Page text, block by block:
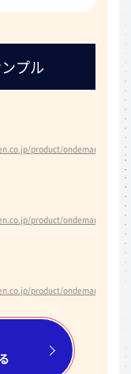
プル
product/ondemando/kgk-
product/ondemando/kgk-
product/ondemando/kgk-